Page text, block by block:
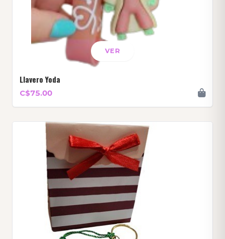
VER
Llavero Yoda
C$75.00